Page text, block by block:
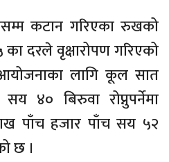
कटान गरिएका रुखको
दरले वृक्षारोपण गरिएको
लागि कूल सात
४० बिरुवा रोप्नुपर्नेमा
पाँच हजार पाँच सय ५२
छ ।